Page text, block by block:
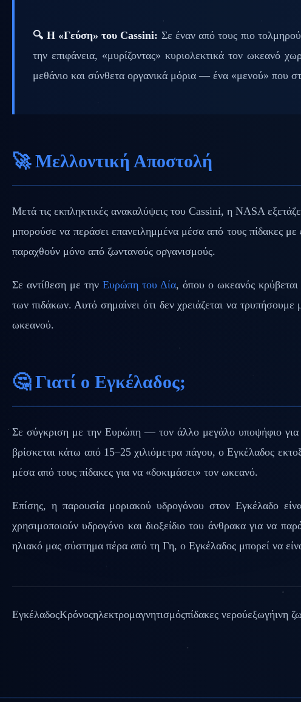
🔍 Η «Γεύση» του Cassini: Σε έναν από τους πιο
την επιφάνεια, «μυρίζοντας» κυριολεκτικά τον ωκεανό
μεθάνιο και σύνθετα οργανικά μόρια — ένα «μενού» που
🚀 Μελλοντική Αποστολή
Μετά τις εκπληκτικές ανακαλύψεις του Cassini, η NASA
μπορούσε να περάσει επανειλημμένα μέσα από τους πίδακες
παραχθούν μόνο από ζωντανούς οργανισμούς.
Σε αντίθεση με την Ευρώπη του Δία, όπου ο ωκεανός κρύβεται
των πιδάκων. Αυτό σημαίνει ότι δεν χρειάζεται να
ωκεανού.
🤔 Γιατί ο Εγκέλαδος;
Σε σύγκριση με την Ευρώπη — τον άλλο μεγάλο υποψήφιο
βρίσκεται κάτω από 15–25 χιλιόμετρα πάγου, ο Εγκέλαδος
μέσα από τους πίδακες για να «δοκιμάσει» τον ωκεανό.
Επίσης, η παρουσία μοριακού υδρογόνου στον Εγκέλαδο
χρησιμοποιούν υδρογόνο και διοξείδιο του άνθρακα για να
ηλιακό μας σύστημα πέρα από τη Γη, ο Εγκέλαδος μπορεί να
ΕγκέλαδοςΚρόνοςηλεκτρομαγνητισμόςπίδακες νερούεξωγήινη